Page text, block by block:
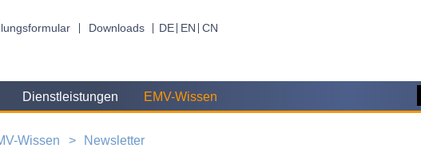
Downloads DE EN CN
Dienstleistungen EMV-Wissen
Wissen
Newsletter